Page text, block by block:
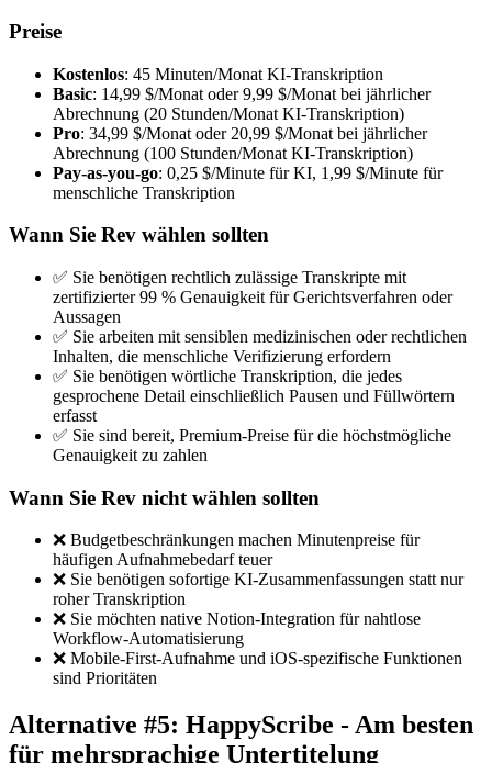
Preise
Kostenlos: 45 Minuten/Monat KI-Transkription
Basic: 14,99 $/Monat oder 9,99 $/Monat bei jährlicher
Abrechnung (20 Stunden/Monat KI-Transkription)
Pro: 34,99 $/Monat oder 20,99 $/Monat bei jährlicher
Abrechnung (100 Stunden/Monat KI-Transkription)
Pay-as-you-go: 0,25 $/Minute für KI, 1,99 $/Minute für
menschliche Transkription
Wann Sie Rev wählen sollten
✅ Sie benötigen rechtlich zulässige Transkripte mit
zertifizierter 99 % Genauigkeit für Gerichtsverfahren oder
Aussagen
✅ Sie arbeiten mit sensiblen medizinischen oder rechtlichen
Inhalten, die menschliche Verifizierung erfordern
✅ Sie benötigen wörtliche Transkription, die jedes
gesprochene Detail einschließlich Pausen und Füllwörtern
erfasst
✅ Sie sind bereit, Premium-Preise für die höchstmögliche
Genauigkeit zu zahlen
Wann Sie Rev nicht wählen sollten
❌ Budgetbeschränkungen machen Minutenpreise für
häufigen Aufnahmebedarf teuer
❌ Sie benötigen sofortige KI-Zusammenfassungen statt nur
roher Transkription
❌ Sie möchten native Notion-Integration für nahtlose
Workflow-Automatisierung
❌ Mobile-First-Aufnahme und iOS-spezifische Funktionen
sind Prioritäten
Alternative #5: HappyScribe - Am besten
für mehrsprachige Untertitelung